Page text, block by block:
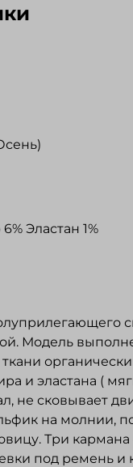
Эластан 1%
Модель
и эластана (
не сковывает
на молнии,
Три
под ремень и